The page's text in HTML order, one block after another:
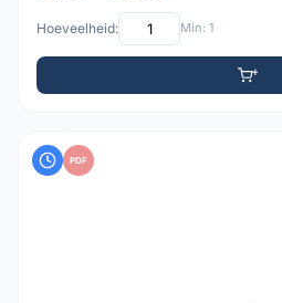
Hoeveelheid: Min: 1
PDF